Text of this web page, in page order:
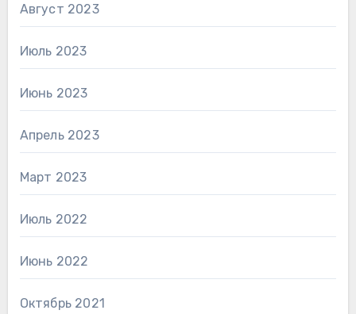
Август 2023
Июль 2023
Июнь 2023
Апрель 2023
Март 2023
Июль 2022
Июнь 2022
Октябрь 2021